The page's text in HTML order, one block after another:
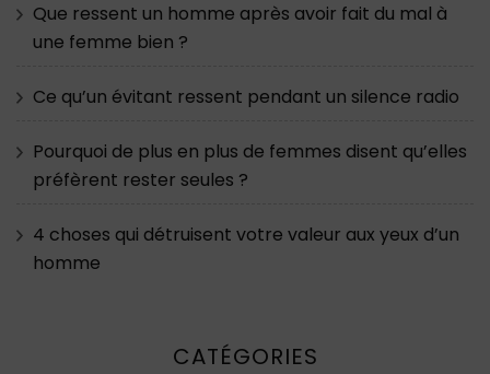
Que ressent un homme après avoir fait du mal à
une femme bien ?
Ce qu’un évitant ressent pendant un silence radio
Pourquoi de plus en plus de femmes disent qu’elles
préfèrent rester seules ?
4 choses qui détruisent votre valeur aux yeux d’un
homme
CATÉGORIES